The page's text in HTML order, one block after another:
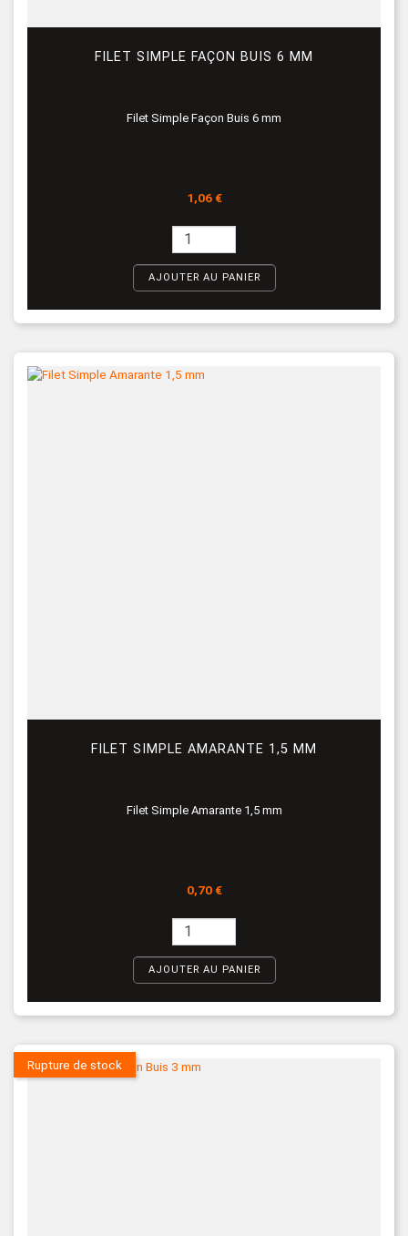
FILET SIMPLE FAÇON BUIS 6 MM
Filet Simple Façon Buis 6 mm
Prix
1,06 €
AJOUTER AU PANIER
FILET SIMPLE AMARANTE 1,5 MM
Filet Simple Amarante 1,5 mm
Prix
0,70 €
AJOUTER AU PANIER
Rupture de stock